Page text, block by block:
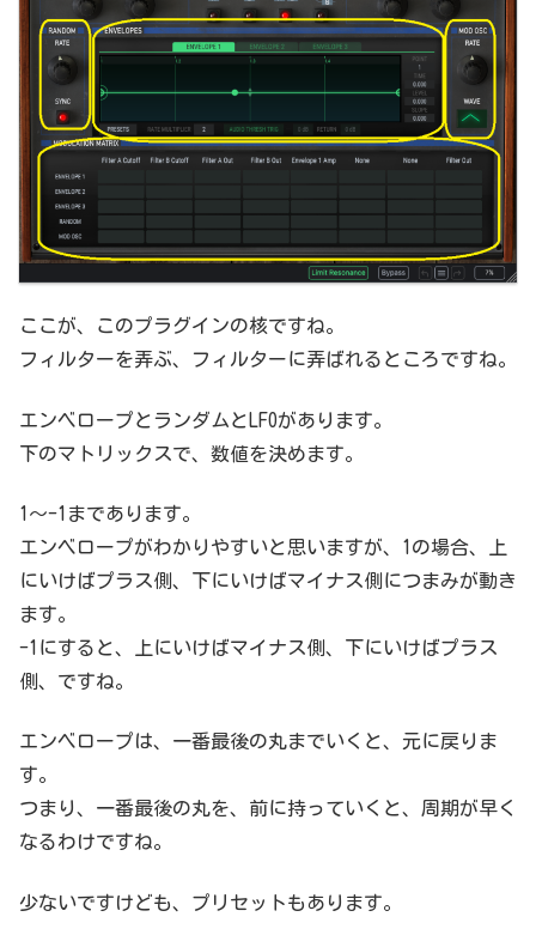
ここが、このプラグインの核ですね。
フィルターを弄ぶ、フィルターに弄ばれるところですね。
エンベロープとランダムとLFOがあります。
下のマトリックスで、数値を決めます。
1～-1まであります。
エンベロープがわかりやすいと思いますが、1の場合、上
にいけばプラス側、下にいけばマイナス側につまみが動き
ます。
-1にすると、上にいけばマイナス側、下にいけばプラス
側、ですね。
エンベロープは、一番最後の丸までいくと、元に戻りま
す。
つまり、一番最後の丸を、前に持っていくと、周期が早く
なるわけですね。
少ないですけども、プリセットもあります。